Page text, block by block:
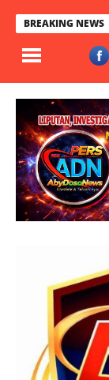
BREAKING NEWS
Arsy di